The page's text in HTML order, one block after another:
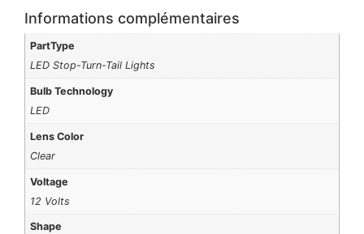
Informations complémentaires
PartType
LED Stop-Turn-Tail Lights
Bulb Technology
LED
Lens Color
Clear
Voltage
12 Volts
Shape